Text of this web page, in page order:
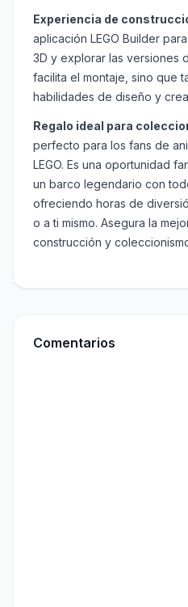
Experiencia de
aplicación LEGO Builder
3D y explorar las versiones
facilita el montaje, sino que
habilidades de diseño y
Regalo ideal para
perfecto para los fans de
LEGO. Es una oportunidad
un barco legendario con
ofreciendo horas de
o a ti mismo. Asegura la
construcción y
Comentarios